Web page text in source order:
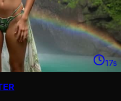
17s